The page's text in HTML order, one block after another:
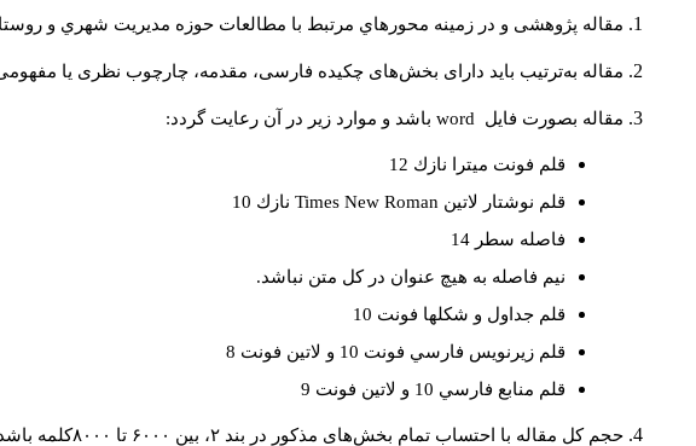
مقاله پژوهشی و در زمینه محورهاي مرتبط با مطالعات حوزه مديريت شهري و
مقاله به‌ترتیب باید دارای بخش‌های چکیده فارسی، مقدمه، چارچوب نظری یا
مقاله بصورت فايل word باشد و موارد زير در آن رعايت گردد:
قلم فونت ميترا نازك 12
قلم نوشتار لاتين Times New Roman نازك 10
فاصله سطر 14
نيم فاصله به هيچ عنوان در كل متن نباشد.
قلم جداول و شكلها فونت 10
قلم زيرنويس فارسي فونت 10 و لاتين فونت 8
قلم منابع فارسي 10 و لاتين فونت 9
حجم کل مقاله با احتساب تمام بخش‌های مذکور در بند ۲، بین ۶۰۰۰ تا ۸۰۰۰کلمه باشد.